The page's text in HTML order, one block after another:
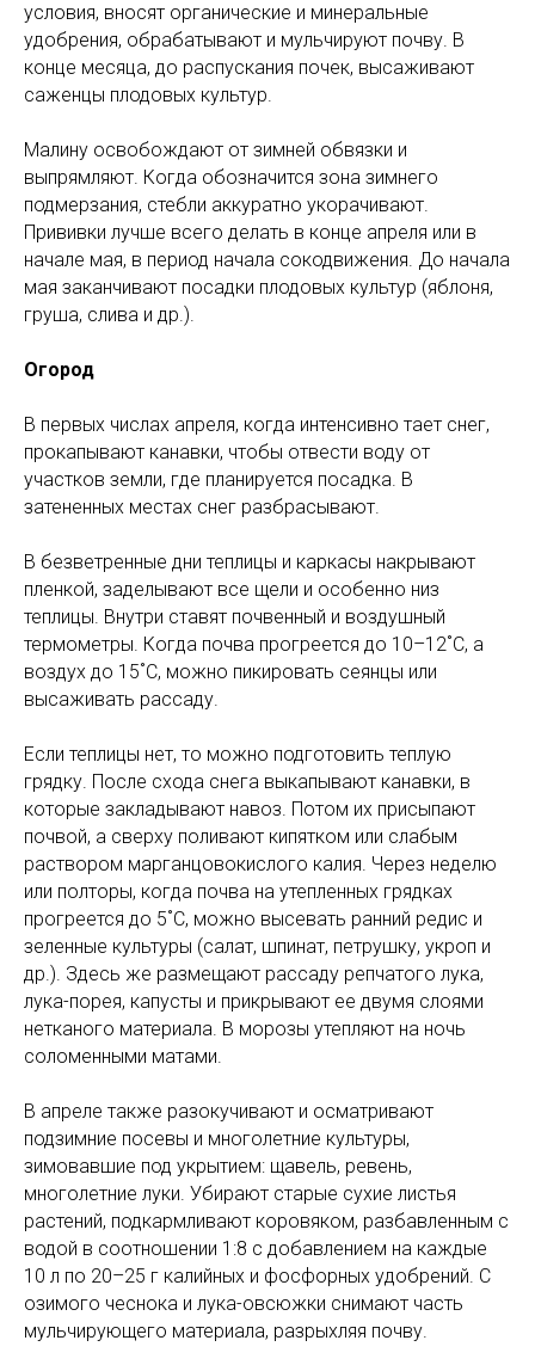
условия, вносят органические и минеральные
удобрения, обрабатывают и мульчируют почву. В
конце месяца, до распускания почек, высаживают
саженцы плодовых культур.
Малину освобождают от зимней обвязки и
выпрямляют. Когда обозначится зона зимнего
подмерзания, стебли аккуратно укорачивают.
Прививки лучше всего делать в конце апреля или в
начале мая, в период начала сокодвижения. До начала
мая заканчивают посадки плодовых культур (яблоня,
груша, слива и др.).
Огород
В первых числах апреля, когда интенсивно тает снег,
прокапывают канавки, чтобы отвести воду от
участков земли, где планируется посадка. В
затененных местах снег разбрасывают.
В безветренные дни теплицы и каркасы накрывают
пленкой, заделывают все щели и особенно низ
теплицы. Внутри ставят почвенный и воздушный
термометры. Когда почва прогреется до 10–12˚С, а
воздух до 15˚С, можно пикировать сеянцы или
высаживать рассаду.
Если теплицы нет, то можно подготовить теплую
грядку. После схода снега выкапывают канавки, в
которые закладывают навоз. Потом их присыпают
почвой, а сверху поливают кипятком или слабым
раствором марганцовокислого калия. Через неделю
или полторы, когда почва на утепленных грядках
прогреется до 5˚С, можно высевать ранний редис и
зеленные культуры (салат, шпинат, петрушку, укроп и
др.). Здесь же размещают рассаду репчатого лука,
лука-порея, капусты и прикрывают ее двумя слоями
нетканого материала. В морозы утепляют на ночь
соломенными матами.
В апреле также разокучивают и осматривают
подзимние посевы и многолетние культуры,
зимовавшие под укрытием: щавель, ревень,
многолетние луки. Убирают старые сухие листья
растений, подкармливают коровяком, разбавленным с
водой в соотношении 1:8 с добавлением на каждые
10 л по 20–25 г калийных и фосфорных удобрений. С
озимого чеснока и лука-овсюжки снимают часть
мульчирующего материала, разрыхляя почву.